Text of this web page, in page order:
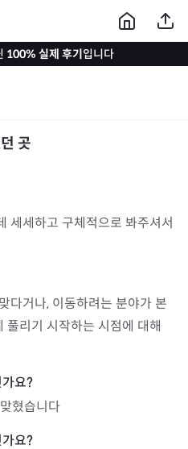
100% 실제 후기입니다
곳
세세하고 구체적으로 봐주셔서
다거나, 이동하려는 분야가 본
풀리기 시작하는 시점에 대해
혔습니다